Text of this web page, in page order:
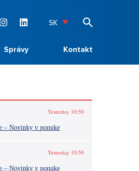
SK
Správy Kontakt
Yesterday 10:50
– Novinky v ponuke
Yesterday 10:50
– Novinky v ponuke